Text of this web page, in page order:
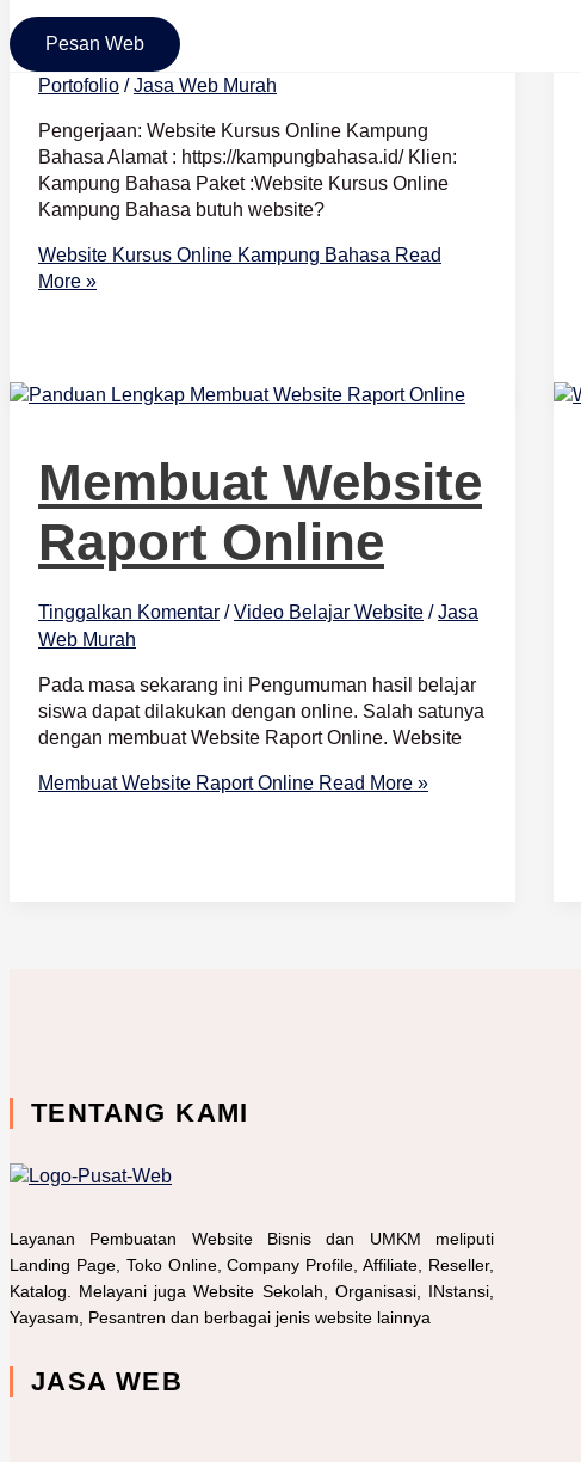
Pesan Web
Bahasa
Portofolio /Jasa Web Murah
Pengerjaan: Website Kursus Online Kampung
Bahasa Alamat : https://kampungbahasa.id/ Klien:
Kampung Bahasa Paket :Website Kursus Online
Kampung Bahasa butuh website?
Website Kursus Online Kampung Bahasa Read
More »
Membuat Website
Raport Online
Tinggalkan Komentar /Video Belajar Website /Jasa
Web Murah
Pada masa sekarang ini Pengumuman hasil belajar
siswa dapat dilakukan dengan online. Salah satunya
dengan membuat Website Raport Online. Website
Membuat Website Raport Online Read More »
TENTANG KAMI
Layanan Pembuatan Website Bisnis dan UMKM meliputi
Landing Page, Toko Online, Company Profile, Affiliate, Reseller,
Katalog. Melayani juga Website Sekolah, Organisasi, INstansi,
Yayasam, Pesantren dan berbagai jenis website lainnya
JASA WEB